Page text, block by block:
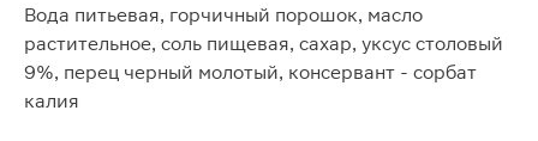
Вода питьевая, горчичный порошок, масло
растительное, соль пищевая, сахар, уксус столовый
9%, перец черный молотый, консервант - сорбат
калия